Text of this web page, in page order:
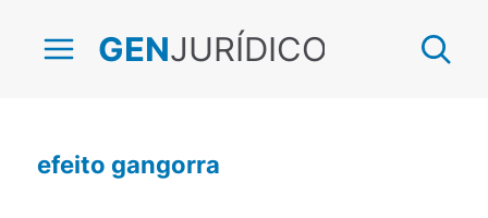
GENJURÍDICO
efeito gangorra